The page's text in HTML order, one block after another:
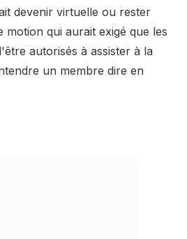
devenir virtuelle ou rester
qui aurait exigé que les
autorisés à assister à la
un membre dire en